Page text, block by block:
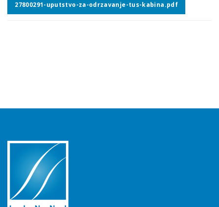
27800291-uputstvo-za-odrzavanje-tus-kabina.pdf